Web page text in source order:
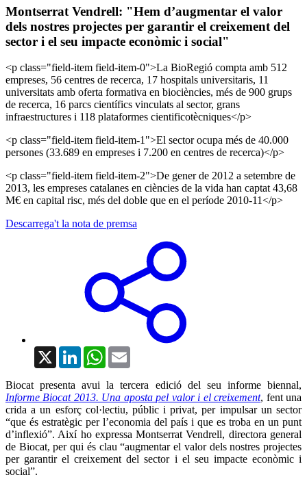
Montserrat Vendrell: "Hem d’augmentar el valor
dels nostres projectes per garantir el creixement del
sector i el seu impacte econòmic i social"
<p class="field-item field-item-0">La BioRegió compta amb 512
empreses, 56 centres de recerca, 17 hospitals universitaris, 11
universitats amb oferta formativa en biociències, més de 900 grups
de recerca, 16 parcs científics vinculats al sector, grans
infraestructures i 118 plataformes cientificotècniques</p>
<p class="field-item field-item-1">El sector ocupa més de 40.000
persones (33.689 en empreses i 7.200 en centres de recerca)</p>
<p class="field-item field-item-2">De gener de 2012 a setembre de
2013, les empreses catalanes en ciències de la vida han captat 43,68
M€ en capital risc, més del doble que en el període 2010-11</p>
Descarrega't la nota de premsa
X LinkedInWhatsApp
Biocat presenta avui la tercera edició del seu informe biennal,
Informe Biocat 2013. Una aposta pel valor i el creixement, fent una
crida a un esforç col·lectiu, públic i privat, per impulsar un sector
“que és estratègic per l’economia del país i que es troba en un punt
d’inflexió”. Així ho expressa Montserrat Vendrell, directora general
de Biocat, per qui és clau “augmentar el valor dels nostres projectes
per garantir el creixement del sector i el seu impacte econòmic i
social”.